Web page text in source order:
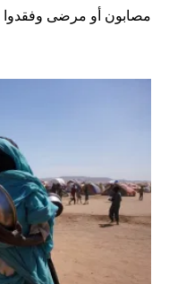
مصابون أو مرضى وفقدوا